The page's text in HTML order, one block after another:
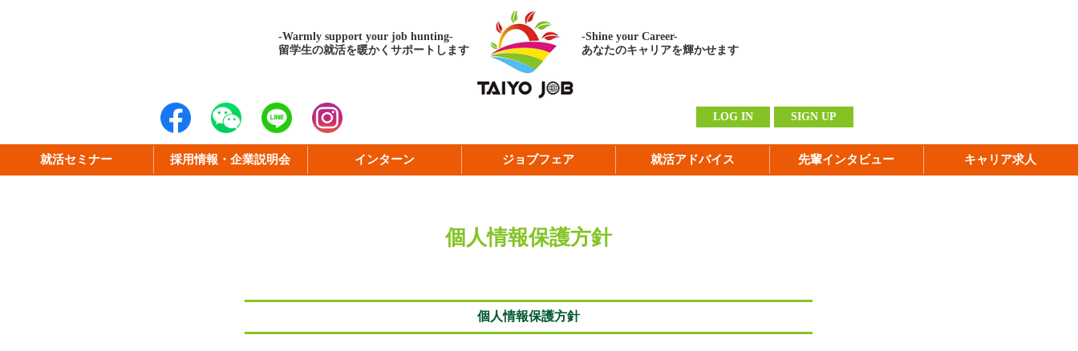
-Warmly support your job hunting-
留学生の就活を暖かくサポートします
-Shine your Career-
あなたのキャリアを輝かせます
SIGN UP
LOG IN
就活セミナー 採用情報・企業説明会 インターン ジョブフェア 就活アドバイス 先輩インタビュー キャリア求人
個人情報保護方針
個人情報保護方針